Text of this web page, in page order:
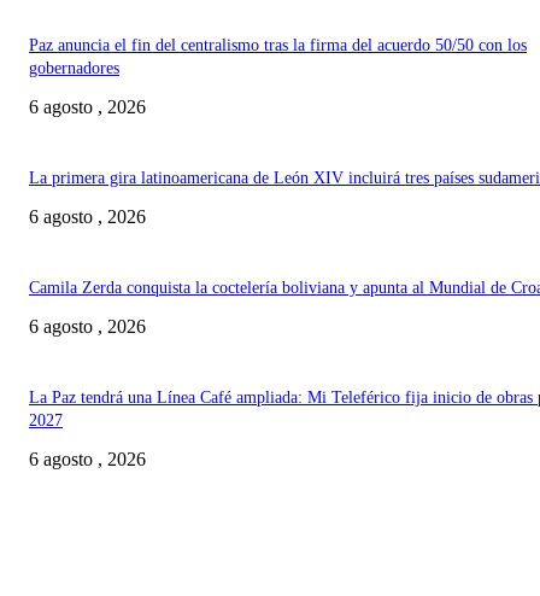
Paz anuncia el fin del centralismo tras la firma del acuerdo 50/50 con los
gobernadores
6 agosto , 2026
La primera gira latinoamericana de León XIV incluirá tres países
6 agosto , 2026
Camila Zerda conquista la coctelería boliviana y apunta al Mundial de
6 agosto , 2026
La Paz tendrá una Línea Café ampliada: Mi Teleférico fija inicio de obras
2027
6 agosto , 2026